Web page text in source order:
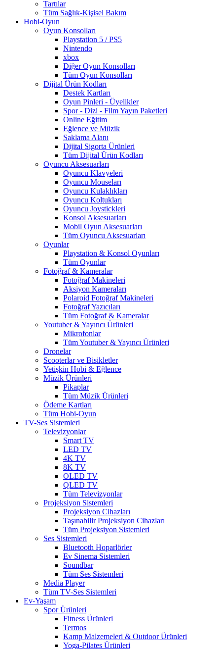
Tartılar
Tüm Sağlık-Kişisel Bakım
Hobi-Oyun
Oyun Konsolları
Playstation 5 / PS5
Nintendo
xbox
Diğer Oyun Konsolları
Tüm Oyun Konsolları
Dijital Ürün Kodları
Destek Kartları
Oyun Pinleri - Üyelikler
Spor - Dizi - Film Yayın Paketleri
Online Eğitim
Eğlence ve Müzik
Saklama Alanı
Dijital Sigorta Ürünleri
Tüm Dijital Ürün Kodları
Oyuncu Aksesuarları
Oyuncu Klavyeleri
Oyuncu Mouseları
Oyuncu Kulaklıkları
Oyuncu Koltukları
Oyuncu Joystickleri
Konsol Aksesuarları
Mobil Oyun Aksesuarları
Tüm Oyuncu Aksesuarları
Oyunlar
Playstation & Konsol Oyunları
Tüm Oyunlar
Fotoğraf & Kameralar
Fotoğraf Makineleri
Aksiyon Kameraları
Polaroid Fotoğraf Makineleri
Fotoğraf Yazıcıları
Tüm Fotoğraf & Kameralar
Youtuber & Yayıncı Ürünleri
Mikrofonlar
Tüm Youtuber & Yayıncı Ürünleri
Dronelar
Scooterlar ve Bisikletler
Yetişkin Hobi & Eğlence
Müzik Ürünleri
Pikaplar
Tüm Müzik Ürünleri
Ödeme Kartları
Tüm Hobi-Oyun
TV-Ses Sistemleri
Televizyonlar
Smart TV
LED TV
4K TV
8K TV
OLED TV
QLED TV
Tüm Televizyonlar
Projeksiyon Sistemleri
Projeksiyon Cihazları
Taşınabilir Projeksiyon Cihazları
Tüm Projeksiyon Sistemleri
Ses Sistemleri
Bluetooth Hoparlörler
Ev Sinema Sistemleri
Soundbar
Tüm Ses Sistemleri
Media Player
Tüm TV-Ses Sistemleri
Ev-Yaşam
Spor Ürünleri
Fitness Ürünleri
Termos
Kamp Malzemeleri & Outdoor Ürünleri
Yoga-Pilates Ürünleri